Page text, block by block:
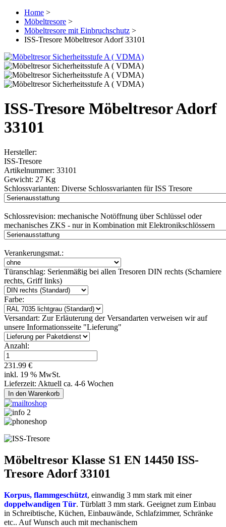
Home >
Möbeltresore >
Möbeltresore mit Einbruchschutz >
ISS-Tresore Möbeltresor Adorf 33101
ISS-Tresore Möbeltresor Adorf
33101
Hersteller:
ISS-Tresore
Artikelnummer: 33101
Gewicht: 27 Kg
Schlossvarianten: Diverse Schlossvarianten für ISS Tresore
Schlossrevision: mechanische Notöffnung über Schlüssel oder
mechanisches ZKS - nur in Kombination mit Elektronikschlössern
Verankerungsmat.:
Türanschlag: Serienmäßig bei allen Tresoren DIN rechts (Scharniere
rechts, Griff links)
Farbe:
Versandart: Zur Erläuterung der Versandarten verweisen wir auf
unsere Informationsseite "Lieferung"
Anzahl:
231.99 €
inkl. 19 % MwSt.
Lieferzeit: Aktuell ca. 4-6 Wochen
Möbeltresor Klasse S1 EN 14450 ISS-
Tresore Adorf 33101
Korpus, flammgeschützt, einwandig 3 mm stark mit einer
doppelwandigen Tür. Türblatt 3 mm stark. Geeignet zum Einbau
in Schreibtische, Küchen, Einbauwände, Schlafzimmer, Schränke
etc.. Auf Wunsch auch mit mechanischem